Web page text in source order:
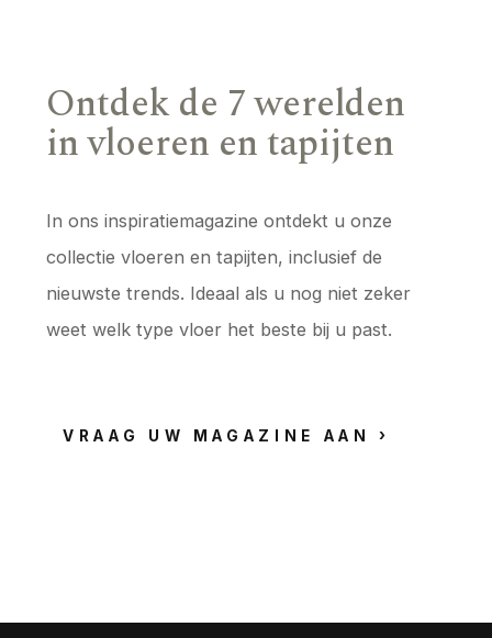
Ontdek de 7 werelden
in vloeren en tapijten
In ons inspiratiemagazine ontdekt u onze
collectie vloeren en tapijten, inclusief de
nieuwste trends. Ideaal als u nog niet zeker
weet welk type vloer het beste bij u past.
VRAAG UW MAGAZINE AAN